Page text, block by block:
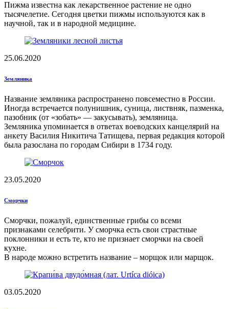
Пижма известна как лекарственное растение не одно
тысячелетие. Сегодня цветки пижмы используются как в
научной, так и в народной медицине.
25.06.2020
Земляника
Название земляника распространено повсеместно в России.
Иногда встречается полунишник, суница, листвняк, пазменка,
пазобник (от «зобать» — закусывать), земляница.
Земляника упоминается в ответах воеводских канцелярий на
анкету Василия Никитича Татищева, первая редакция которой
была разослана по городам Сибири в 1734 году.
23.05.2020
Сморчки
Сморчки, пожалуй, единственные грибы со всеми
признаками селебрити. У сморчка есть свои страстные
поклонники и есть те, кто не признает сморчки на своей
кухне.
В народе можно встретить название – морщок или марщок.
03.05.2020